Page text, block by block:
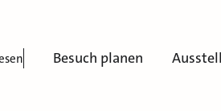
Besuch planen